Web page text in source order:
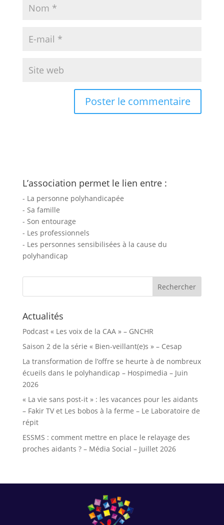
L’association permet le lien entre :
- La personne polyhandicapée
- Sa famille
- Son entourage
- Les professionnels
- Les personnes sensibilisées à la cause du
polyhandicap
Rechercher :
Actualités
Podcast « Les voix de la CAA » – GNCHR
Saison 2 de la série « Bien-veillant(e)s » – Cesap
La transformation de l’offre se heurte à de nombreux
écueils dans le polyhandicap – Hospimedia – Juin
2026
« La vie sans post-it » : les vacances pour les aidants
– Fakir TV et Les bobos à la ferme – Le Laboratoire de
répit
ESSMS : comment mettre en place le relayage des
proches aidants ? – Média Social – Juillet 2026